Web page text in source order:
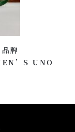
牌
UNO